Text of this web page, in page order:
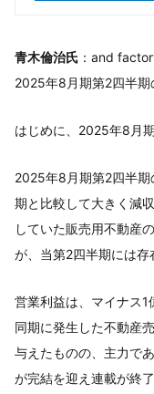
青木倫治氏 ：and
2025年8月期第2四半期
はじめに、2025年8月
2025年8月期第2四半
期と比較して大きく減
していた販売用不動産
が、当第2四半期には存
営業利益は、マイナス
同期に発生した不動産
与えたものの、主力で
が完結を迎え連載が終